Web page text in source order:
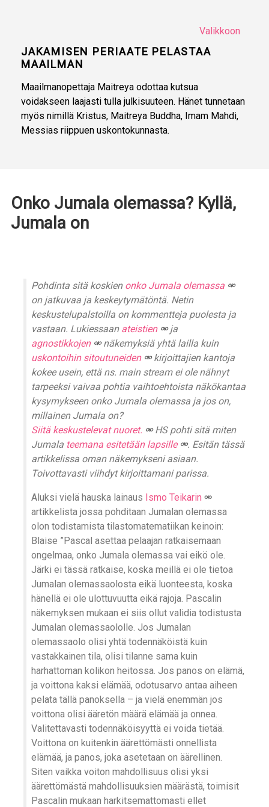
Valikkoon
JAKAMISEN PERIAATE PELASTAA
MAAILMAN
Maailmanopettaja Maitreya odottaa kutsua
voidakseen laajasti tulla julkisuuteen. Hänet tunnetaan
myös nimillä Kristus, Maitreya Buddha, Imam Mahdi,
Messias riippuen uskontokunnasta.
Onko Jumala olemassa? Kyllä,
Jumala on
Pohdinta sitä koskien onko Jumala olemassa
on jatkuvaa ja keskeytymätöntä. Netin
keskustelupalstoilla on kommentteja puolesta ja
vastaan. Lukiessaan ateistien
ja
agnostikkojen
näkemyksiä yhtä lailla kuin
uskontoihin sitoutuneiden
kirjoittajien kantoja
kokee usein, että ns. main stream ei ole nähnyt
tarpeeksi vaivaa pohtia vaihtoehtoista näkökantaa
kysymykseen onko Jumala olemassa ja jos on,
millainen Jumala on?
Siitä keskustelevat nuoret.
HS pohti sitä miten
Jumala teemana esitetään lapsille
. Esitän tässä
artikkelissa oman näkemykseni asiaan.
Toivottavasti viihdyt kirjoittamani parissa.
Aluksi vielä hauska lainaus Ismo Teikarin
artikkelista jossa pohditaan Jumalan olemassa
olon todistamista tilastomatematiikan keinoin:
Blaise ”Pascal asettaa pelaajan ratkaisemaan
ongelmaa, onko Jumala olemassa vai eikö ole.
Järki ei tässä ratkaise, koska meillä ei ole tietoa
Jumalan olemassaolosta eikä luonteesta, koska
hänellä ei ole ulottuvuutta eikä rajoja. Pascalin
näkemyksen mukaan ei siis ollut validia todistusta
Jumalan olemassaololle. Jos Jumalan
olemassaolo olisi yhtä todennäköistä kuin
vastakkainen tila, olisi tilanne sama kuin
harhattoman kolikon heitossa. Jos panos on elämä,
ja voittona kaksi elämää, odotusarvo antaa aiheen
pelata tällä panoksella – ja vielä enemmän jos
voittona olisi ääretön määrä elämää ja onnea.
Valitettavasti todennäköisyyttä ei voida tietää.
Voittona on kuitenkin äärettömästi onnellista
elämää, ja panos, joka asetetaan on äärellinen.
Siten vaikka voiton mahdollisuus olisi yksi
äärettömästä mahdollisuuksien määrästä, toimisit
Pascalin mukaan harkitsemattomasti ellet